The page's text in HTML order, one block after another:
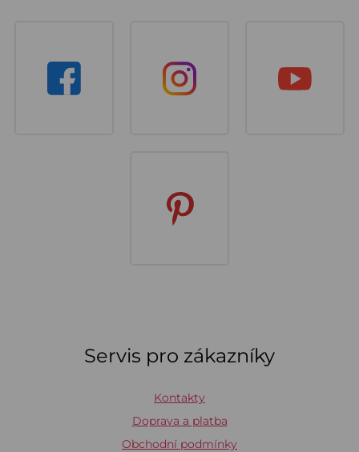
Servis pro zákazníky
Kontakty
Doprava a platba
Obchodní podmínky